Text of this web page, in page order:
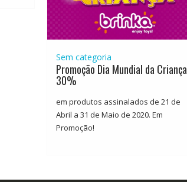
Sem categoria
Promoção Dia Mundial da Criança
30%
em produtos assinalados de 21 de
Abril a 31 de Maio de 2020. Em
Promoção!